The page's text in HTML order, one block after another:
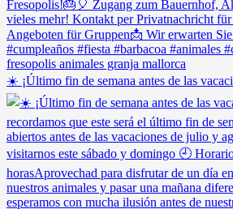
☀️ ¡Último fin de semana antes de las vacaci